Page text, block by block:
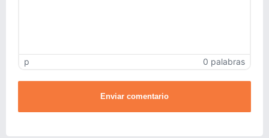
p 0 palabras
Enviar comentario